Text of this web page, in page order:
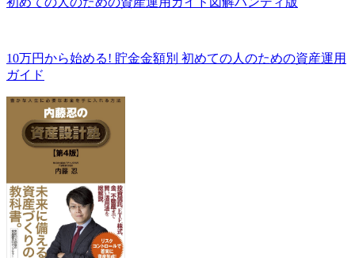
10万円から始める! 貯金金額別 初めての人のための資産運用
ガイド